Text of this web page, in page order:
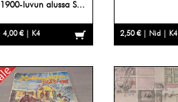
1900-luvun alussa S...
4,00 € | K4 2,50 € | Nid | K4